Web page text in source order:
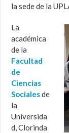
la sede de la
La
académica
de la
Facultad
de
Ciencias
Socialesde
la
Universida
d, Clorinda